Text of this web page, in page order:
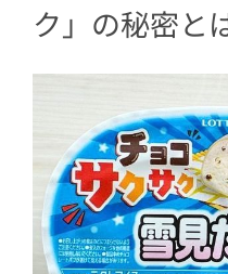
ク」の秘密と